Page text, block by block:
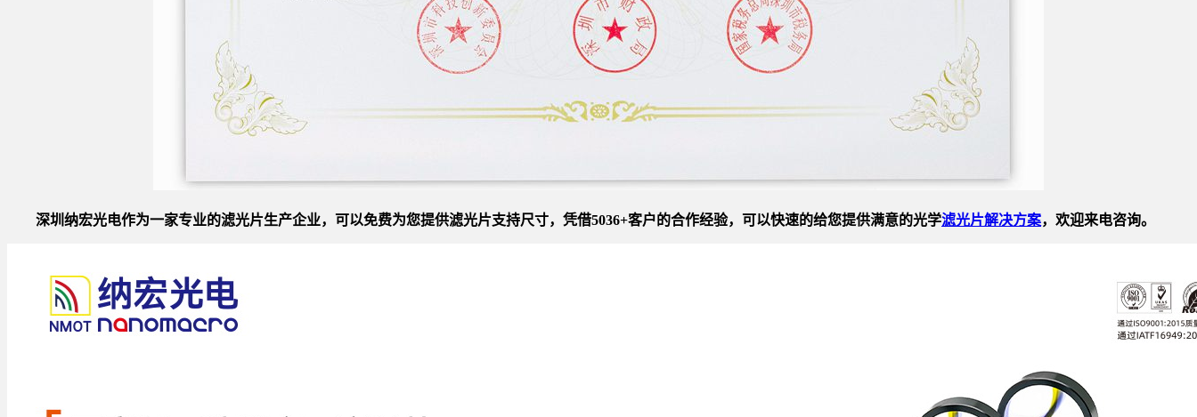
深圳纳宏光电作为一家专业的滤光片生产企业，可以免费为您提供滤光片支持尺寸，凭借5036+客户的合作经验，可以快速的给您提供满意的光学滤光片解决方案，欢迎来电咨询。